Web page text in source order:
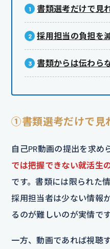
書類選考だけで見
採用担当の負担を
書類からは伝わら
①書類選考だけで見
自己PR動画の提出を求め
では把握できない就活生
です。書類には限られた
採用担当者は少ない情報
るのが難しいのが実情です
一方、動画であれば視聴